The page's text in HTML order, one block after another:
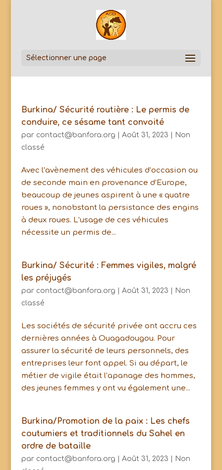
Sélectionner une page
Burkina/ Sécurité routière : Le permis de
conduire, ce sésame tant convoité
par contact@banfora.org Août 31, 2023
Non
classé
Avec l’avènement des véhicules d’occasion ou
de seconde main en provenance d’Europe,
beaucoup de jeunes aspirent à une « quatre
roues », nonobstant la persistance des engins
à deux roues. L’usage de ces véhicules
nécessite un permis de...
Burkina/ Sécurité : Femmes vigiles, malgré
les préjugés
par contact@banfora.org Août 31, 2023
Non
classé
Les sociétés de sécurité privée ont accru ces
dernières années à Ouagadougou. Pour
assurer la sécurité de leurs personnels, des
entreprises leur font appel. Si au départ, le
métier de vigile était l’apanage des hommes,
des jeunes femmes y ont vu également une...
Burkina/Promotion de la paix : Les chefs
coutumiers et traditionnels du Sahel en
ordre de bataille
par contact@banfora.org Août 31, 2023
Non